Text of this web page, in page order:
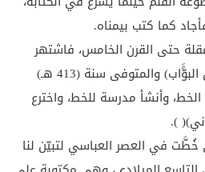
كما كتب بيمناه.
حتى القرن الخامس، فاشتهر
علي بن هلال (المعروف بابن البوًَّاب) والمتوفى سنة (413 هـ)
وأنشأ مدرسة للخط، واخترع
).
خُطَّت في العصر العباسي لتبيّن لنا